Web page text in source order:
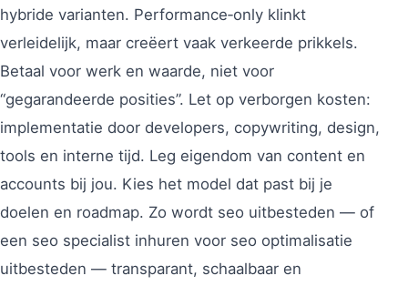
hybride varianten. Performance‑only klinkt
verleidelijk, maar creëert vaak verkeerde prikkels.
Betaal voor werk en waarde, niet voor
“gegarandeerde posities”. Let op verborgen kosten:
implementatie door developers, copywriting, design,
tools en interne tijd. Leg eigendom van content en
accounts bij jou. Kies het model dat past bij je
doelen en roadmap. Zo wordt seo uitbesteden — of
een seo specialist inhuren voor seo optimalisatie
uitbesteden — transparant, schaalbaar en